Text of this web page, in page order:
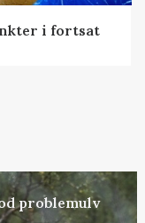
i fortsat
problemulv